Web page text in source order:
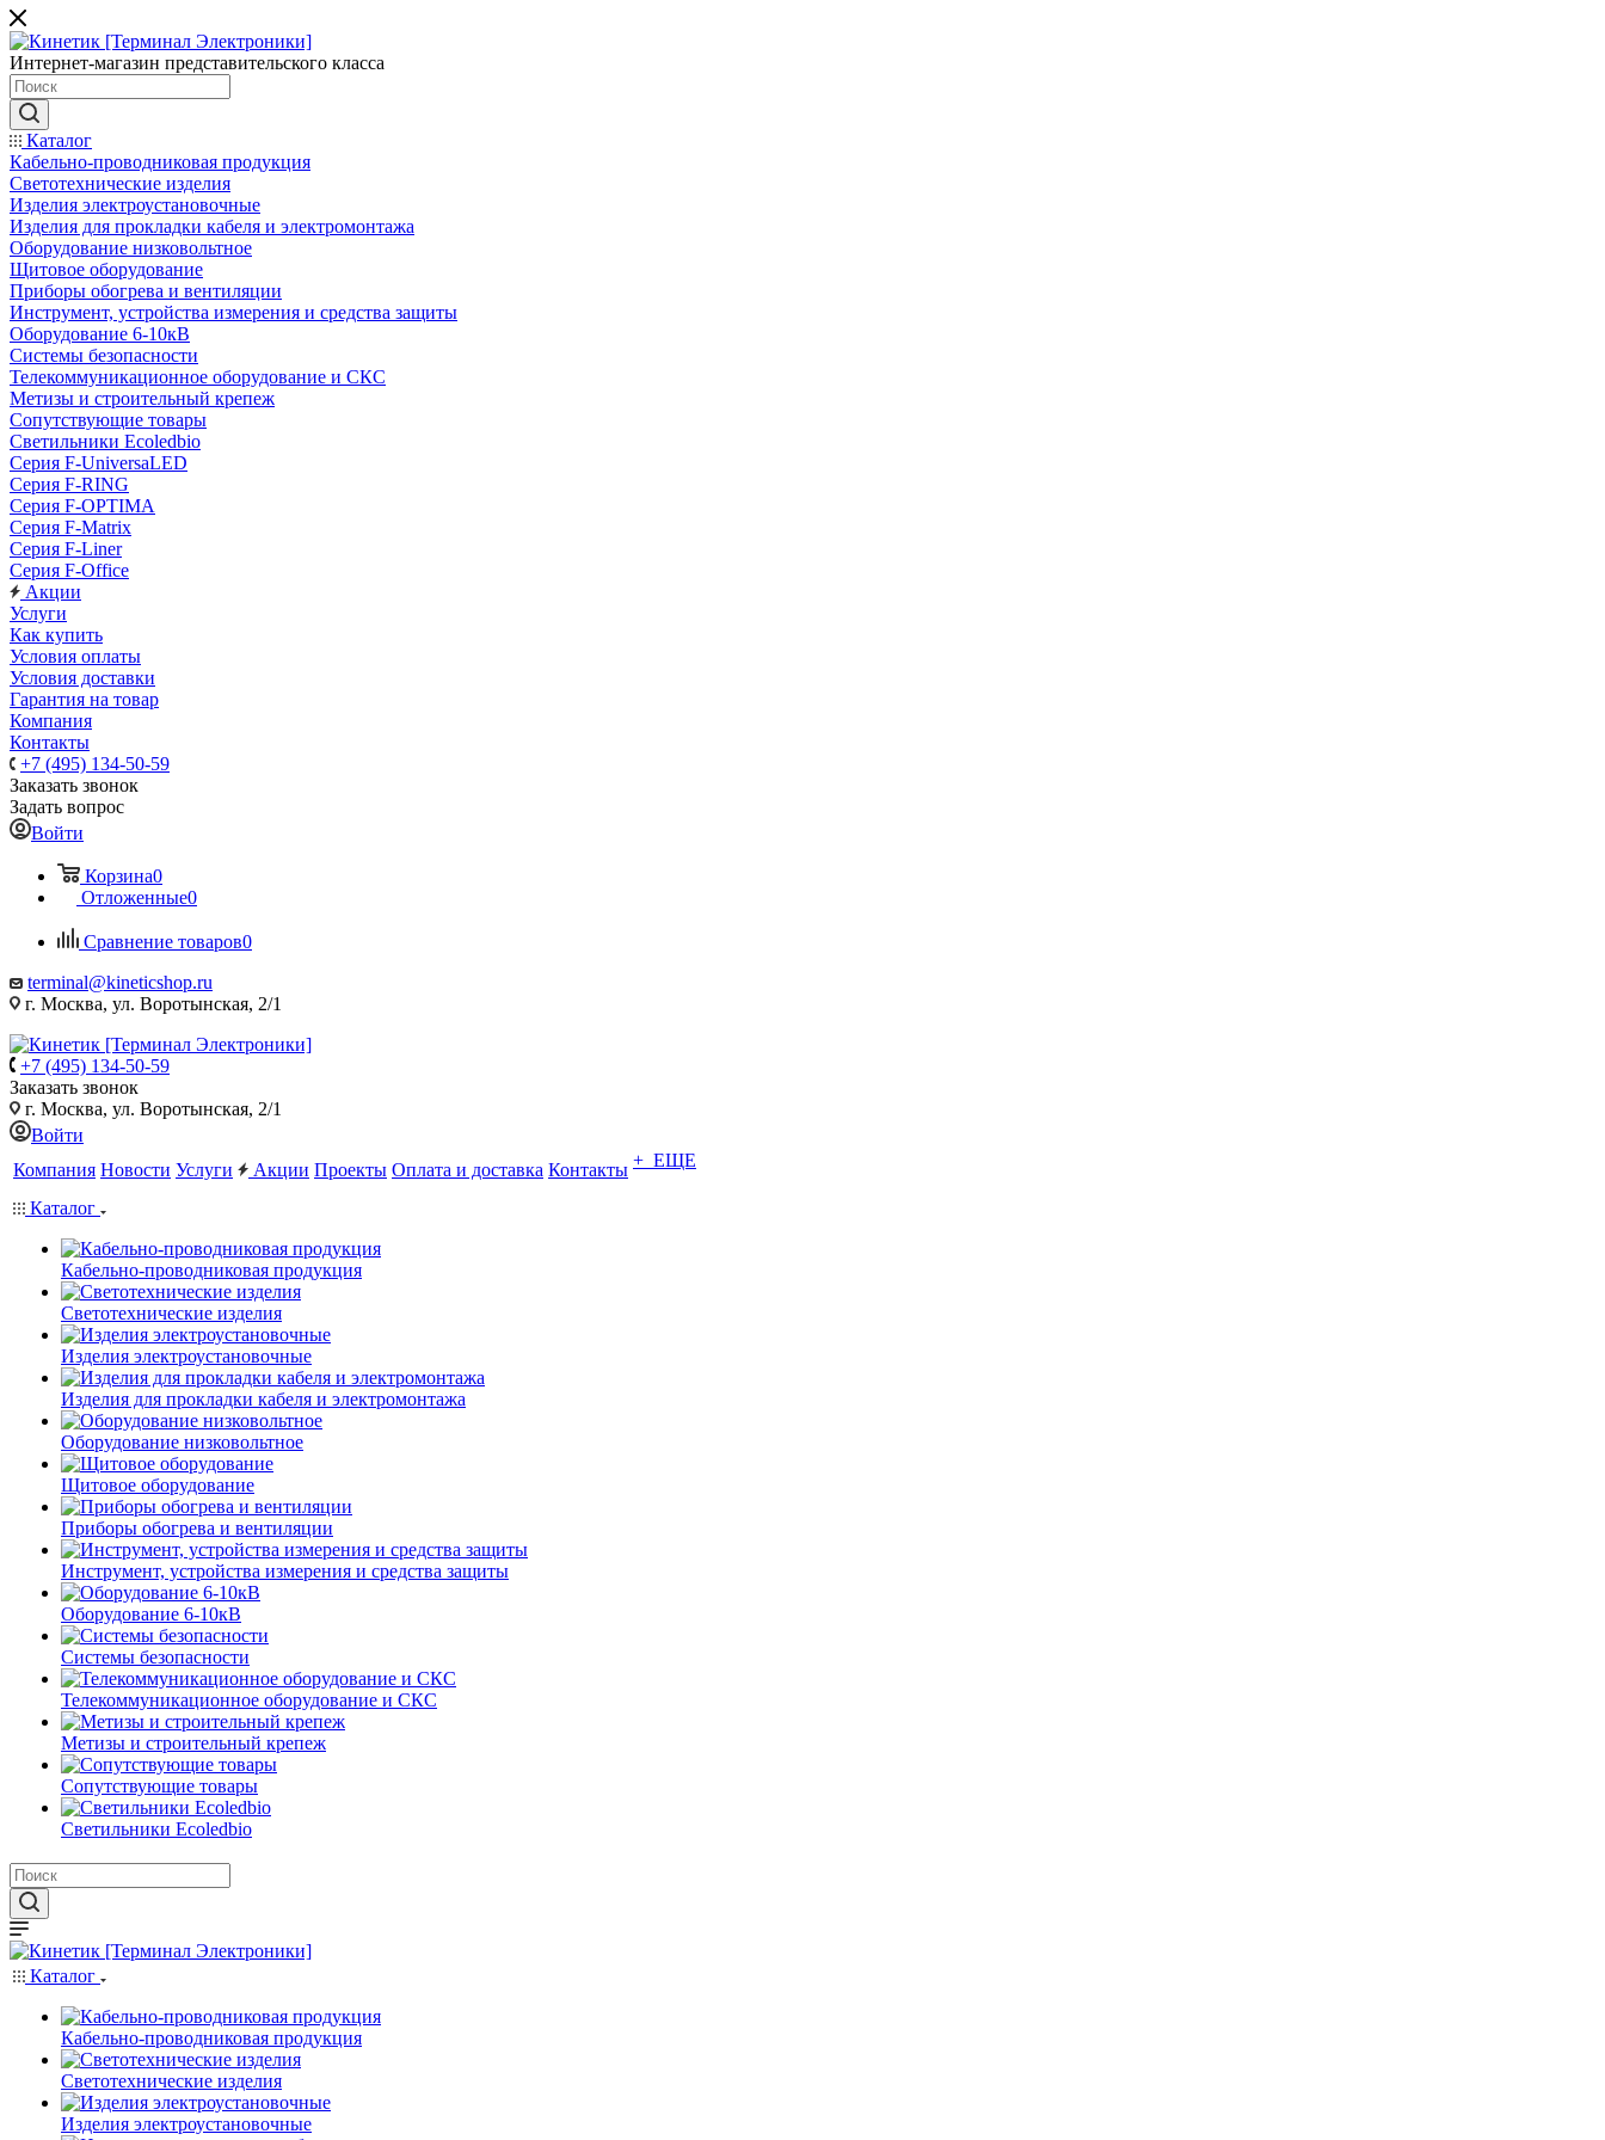
Интернет-магазин представительского класса
Каталог
Кабельно-проводниковая продукция
Светотехнические изделия
Изделия электроустановочные
Изделия для прокладки кабеля и электромонтажа
Оборудование низковольтное
Щитовое оборудование
Приборы обогрева и вентиляции
Инструмент, устройства измерения и средства защиты
Оборудование 6-10кВ
Системы безопасности
Телекоммуникационное оборудование и СКС
Метизы и строительный крепеж
Сопутствующие товары
Светильники Ecoledbio
Серия F-UniversaLED
Серия F-RING
Серия F-OPTIMA
Серия F-Matrix
Серия F-Liner
Серия F-Office
Акции
Услуги
Как купить
Условия оплаты
Условия доставки
Гарантия на товар
Компания
Контакты
+7 (495) 134-50-59
Заказать звонок
Задать вопрос
Войти
Корзина0
Отложенные0
Сравнение товаров0
terminal@kineticshop.ru
г. Москва, ул. Воротынская, 2/1
+7 (495) 134-50-59
Заказать звонок
г. Москва, ул. Воротынская, 2/1
Войти
Компания Новости Услуги Акции Проекты Оплата и доставка Контакты + ЕЩЕ
Каталог
Кабельно-проводниковая продукция
Светотехнические изделия
Изделия электроустановочные
Изделия для прокладки кабеля и электромонтажа
Оборудование низковольтное
Щитовое оборудование
Приборы обогрева и вентиляции
Инструмент, устройства измерения и средства защиты
Оборудование 6-10кВ
Системы безопасности
Телекоммуникационное оборудование и СКС
Метизы и строительный крепеж
Сопутствующие товары
Светильники Ecoledbio
Каталог
Кабельно-проводниковая продукция
Светотехнические изделия
Изделия электроустановочные